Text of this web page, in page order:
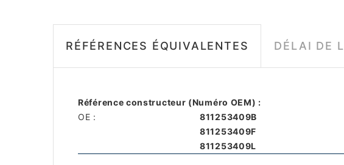
RÉFÉRENCES ÉQUIVALENTES DÉLAI DE
Référence constructeur (Numéro OEM) :
OE :
811253409B
811253409F
811253409L